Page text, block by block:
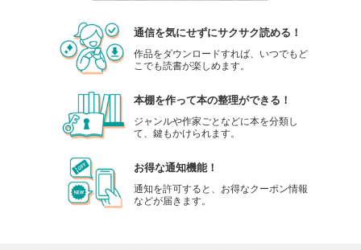
あらすじを表示する
会社をやめて馬主やります！ ― アキコノユメヲ ― 51
110円 (税込)
会社をやめて馬主やります！ ― アキコノユメヲ ― 52
110
円 (税込)
通信を気にせずにサクサク読める！
作品をダウンロードすれば、いつでもど
こでも読書が楽しめます。
本棚を作って本の整理ができる！
ジャンルや作家ごとなどに本を分類し
て、鍵もかけられます。
お得な通知機能！
通知を許可すると、お得なクーポン情報
などが届きます。